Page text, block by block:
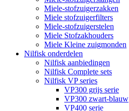
Miele-stofzuigerzakken
Miele stofzuigerfilters
Miele-stofzuigerstelen
Miele Stofzakhouders
Miele Kleine zuigmonden
Nilfisk onderdelen
Nilfisk aanbiedingen
Nilfisk Complete sets
Nilfisk VP series
VP300 grijs serie
VP300 zwart-blauw
VP400 serie